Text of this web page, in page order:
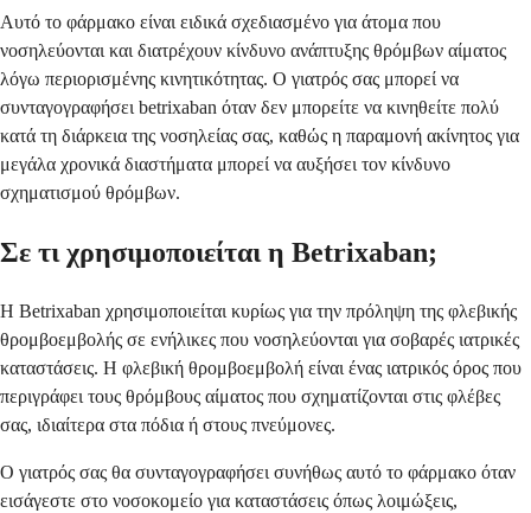
Αυτό το φάρμακο είναι ειδικά σχεδιασμένο για άτομα που
νοσηλεύονται και διατρέχουν κίνδυνο ανάπτυξης θρόμβων αίματος
λόγω περιορισμένης κινητικότητας. Ο γιατρός σας μπορεί να
συνταγογραφήσει betrixaban όταν δεν μπορείτε να κινηθείτε πολύ
κατά τη διάρκεια της νοσηλείας σας, καθώς η παραμονή ακίνητος για
μεγάλα χρονικά διαστήματα μπορεί να αυξήσει τον κίνδυνο
σχηματισμού θρόμβων.
Σε τι χρησιμοποιείται η Betrixaban;
Η Betrixaban χρησιμοποιείται κυρίως για την πρόληψη της φλεβικής
θρομβοεμβολής σε ενήλικες που νοσηλεύονται για σοβαρές ιατρικές
καταστάσεις. Η φλεβική θρομβοεμβολή είναι ένας ιατρικός όρος που
περιγράφει τους θρόμβους αίματος που σχηματίζονται στις φλέβες
σας, ιδιαίτερα στα πόδια ή στους πνεύμονες.
Ο γιατρός σας θα συνταγογραφήσει συνήθως αυτό το φάρμακο όταν
εισάγεστε στο νοσοκομείο για καταστάσεις όπως λοιμώξεις,